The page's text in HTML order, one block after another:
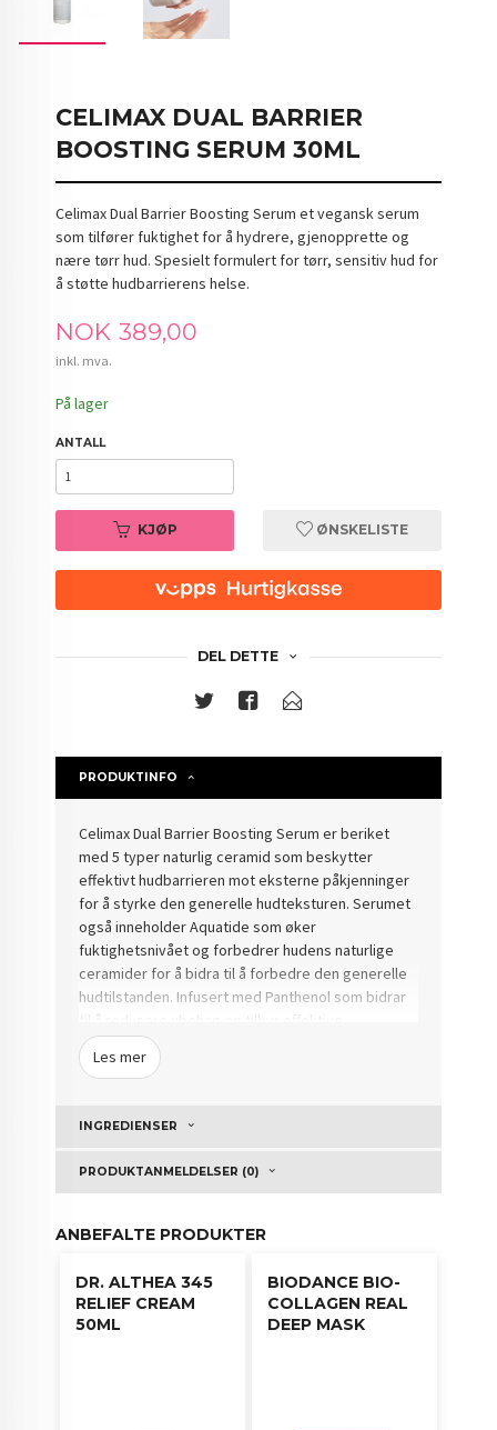
CELIMAX DUAL BARRIER
BOOSTING SERUM 30ML
Celimax Dual Barrier Boosting Serum et vegansk serum
som tilfører fuktighet for å hydrere, gjenopprette og
nære tørr hud. Spesielt formulert for tørr, sensitiv hud for
å støtte hudbarrierens helse.
Pris
NOK 389,00
inkl. mva.
På lager
ANTALL
KJØP ØNSKELISTE
DEL DETTE
PRODUKTINFO
Celimax Dual Barrier Boosting Serum er beriket
med 5 typer naturlig ceramid som beskytter
effektivt hudbarrieren mot eksterne påkjenninger
for å styrke den generelle hudteksturen. Serumet
også inneholderAquatide som øker
fuktighetsnivået og forbedrer hudens naturlige
ceramider for å bidra til å forbedre den generelle
hudtilstanden. Infusert med Panthenol som bidrar
beroligende og reparerende egenskaper.
Hypoallergen.
kveld, på ansiktet og halsen.
Les mer
INGREDIENSER
PRODUKTANMELDELSER (0)
ANBEFALTE PRODUKTER
DR. ALTHEA 345
RELIEF CREAM
50ML
BIODANCE BIO-
COLLAGEN REAL
DEEP MASK